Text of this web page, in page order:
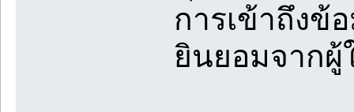
การเข้าถึงข้
ยินยอมจากผู้